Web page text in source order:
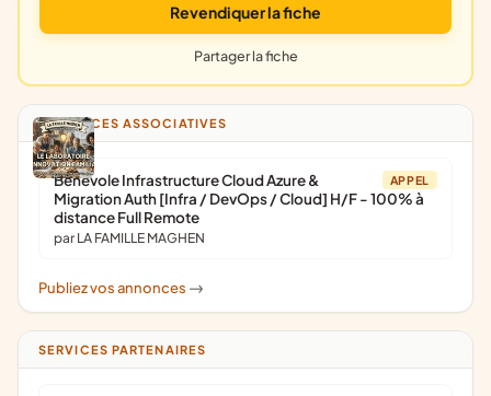
Revendiquer la fiche
Partager la fiche
ANNONCES ASSOCIATIVES
APPEL
Bénévole Infrastructure Cloud Azure &
Migration Auth [Infra / DevOps / Cloud] H/F - 100% à
distance Full Remote
par LA FAMILLE MAGHEN
Publiez vos annonces ->
SERVICES PARTENAIRES